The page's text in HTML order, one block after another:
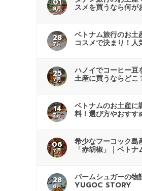
8月 スメを買うなら何が
28
7月
ベトナム旅行のお土
コスメで決まり！人
25
7月
ハノイでコーヒー豆
土産に買うならどこ
品の選び方
14
7月
ベトナムのお土産に
料！選び方やおすす
購入先解説
06
7月
希少なフーコック島
「赤胡椒」｜ベトナ
人気の高級土産
28
6月
パームシュガーの物
YUGOC STORY